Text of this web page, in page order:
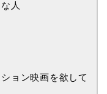
人
ョン映画を欲して